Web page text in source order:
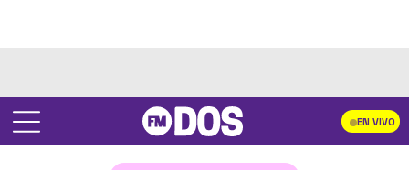
EN VIVO